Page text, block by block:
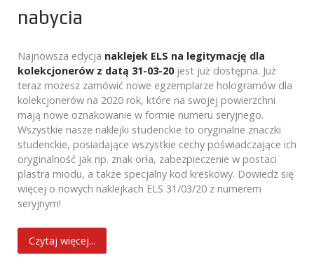
nabycia
Najnowsza edycja naklejek ELS na legitymację dla
kolekcjonerów z datą 31-03-20 jest już dostępna. Już
teraz możesz zamówić nowe egzemplarze hologramów dla
kolekcjonerów na 2020 rok, które na swojej powierzchni
mają nowe oznakowanie w formie numeru seryjnego.
Wszystkie nasze naklejki studenckie to oryginalne znaczki
studenckie, posiadające wszystkie cechy poświadczające ich
oryginalność jak np. znak orła, zabezpieczenie w postaci
plastra miodu, a także specjalny kod kreskowy. Dowiedz się
więcej o nowych naklejkach ELS 31/03/20 z numerem
seryjnym!
Czytaj więcej...